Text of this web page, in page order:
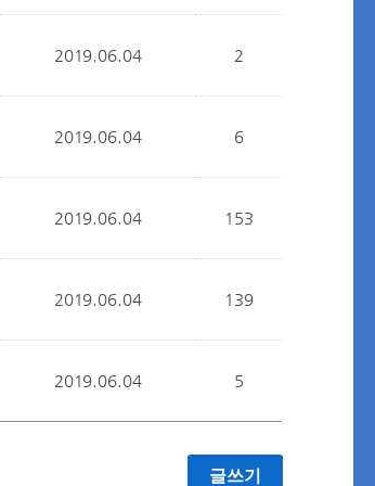
2019.06.04 2
2019.06.04 6
2019.06.04 153
2019.06.04 139
2019.06.04 5
글쓰기